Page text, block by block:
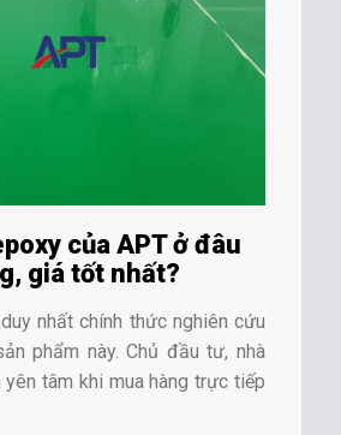
của APT ở đâu
giá tốt nhất?
nhất chính thức nghiên cứu
phẩm này. Chủ đầu tư, nhà
yên tâm khi mua hàng trực tiếp